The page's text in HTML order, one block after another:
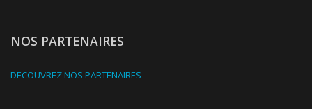
NOS PARTENAIRES
DECOUVREZ NOS PARTENAIRES